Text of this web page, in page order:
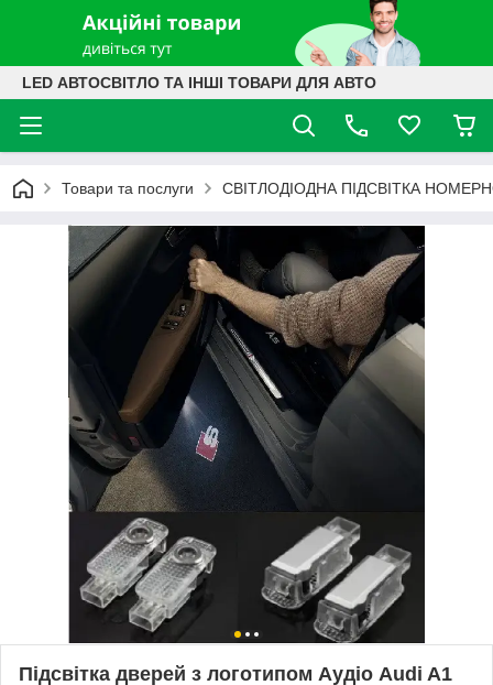
LED АВТОСВІТЛО ТА ІНШІ ТОВАРИ ДЛЯ АВТО
Товари та послуги СВІТЛОДІОДНА ПІДСВІТКА
Підсвітка дверей з логотипом Аудіо Audi A1